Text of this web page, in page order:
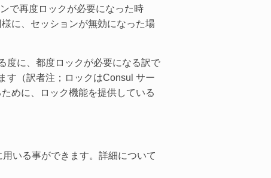
で再度ロックが必要になった時
に、セッションが無効になった場
度に、都度ロックが必要になる訳で
す（訳者注；ロックはConsul サー
めに、ロック機能を提供している
いる事ができます。詳細について